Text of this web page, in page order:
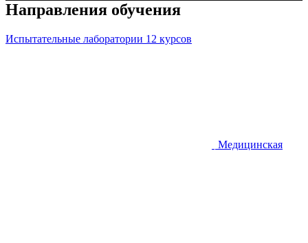
Направления обучения
Испытательные лаборатории 12 курсов
Медицинская